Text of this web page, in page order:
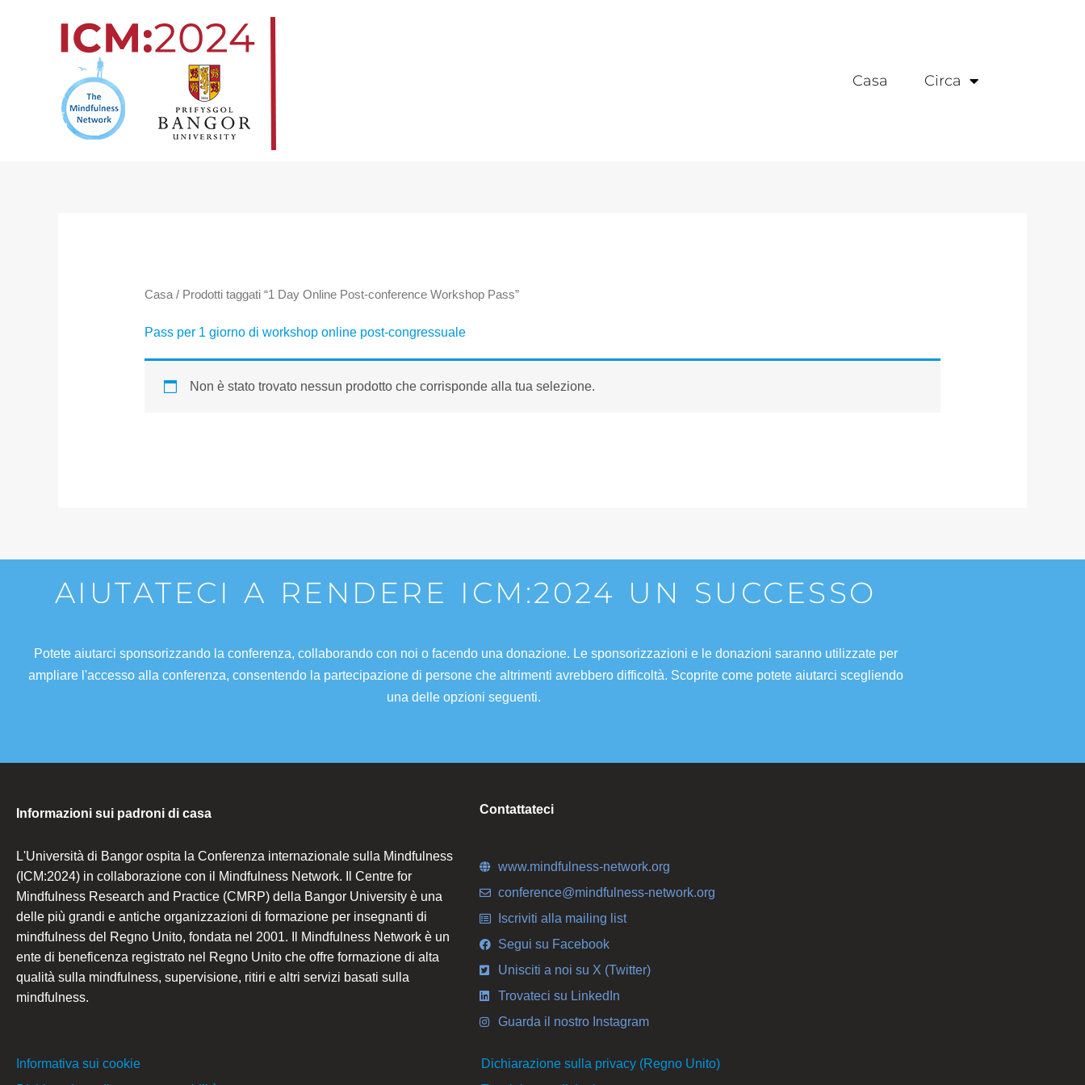
Casa Circa
Casa/ Prodotti taggati “1 Day Online Post-conference Workshop Pass”
Pass per 1 giorno di workshop online post-congressuale
Non è stato trovato nessun prodotto che corrisponde alla tua selezione.
AIUTATECI A RENDERE ICM:2024 UN SUCCESSO
Potete aiutarci sponsorizzando la conferenza, collaborando con noi o facendo una donazione. Le sponsorizzazioni e le donazioni saranno utilizzate per
ampliare l'accesso alla conferenza, consentendo la partecipazione di persone che altrimenti avrebbero difficoltà. Scoprite come potete aiutarci scegliendo
una delle opzioni seguenti.
Informazioni sui padroni di casa
L'Università di Bangor ospita la Conferenza internazionale sulla Mindfulness
(ICM:2024) in collaborazione con il Mindfulness Network. Il Centre for
Mindfulness Research and Practice (CMRP) della Bangor University è una
delle più grandi e antiche organizzazioni di formazione per insegnanti di
mindfulness del Regno Unito, fondata nel 2001. Il Mindfulness Network è un
ente di beneficenza registrato nel Regno Unito che offre formazione di alta
qualità sulla mindfulness, supervisione, ritiri e altri servizi basati sulla
mindfulness.
Contattateci
www.mindfulness-network.org
conference@mindfulness-network.org
Iscriviti alla mailing list
Segui su Facebook
Unisciti a noi su X (Twitter)
Trovateci su LinkedIn
Guarda il nostro Instagram
Informativa sui cookie
Dichiarazione sulla privacy (Regno Unito)